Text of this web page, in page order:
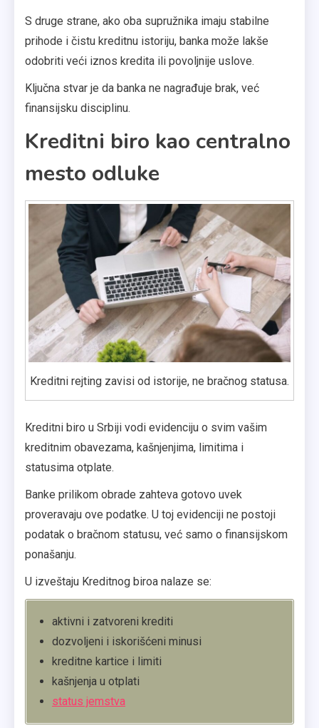
S druge strane, ako oba supružnika imaju stabilne
prihode i čistu kreditnu istoriju, banka može lakše
odobriti veći iznos kredita ili povoljnije uslove.
Ključna stvar je da banka ne nagrađuje brak, već
finansijsku disciplinu.
Kreditni biro kao centralno
mesto odluke
Kreditni rejting zavisi od istorije, ne bračnog statusa.
Kreditni biro u Srbiji vodi evidenciju o svim vašim
kreditnim obavezama, kašnjenjima, limitima i
statusima otplate.
Banke prilikom obrade zahteva gotovo uvek
proveravaju ove podatke. U toj evidenciji ne postoji
podatak o bračnom statusu, već samo o finansijskom
ponašanju.
U izveštaju Kreditnog biroa nalaze se:
aktivni i zatvoreni krediti
dozvoljeni i iskorišćeni minusi
kreditne kartice i limiti
kašnjenja u otplati
status jemstva